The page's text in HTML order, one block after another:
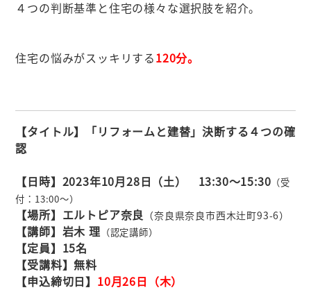
４つの判断基準と住宅の様々な選択肢を紹介。
住宅の悩みがスッキリする120分。
【タイトル】「リフォームと建替」決断する４つの確
認
【日時】2023年10月28日 （土） 13:30～15:30 （受
付：13:00～）
【場所】エルトピア奈良 （奈良県奈良市西木辻町93-6）
【講師】岩木 理 （認定講師）
【定員】15名
【受講料】無料
【申込締切日】 10月26日（木）